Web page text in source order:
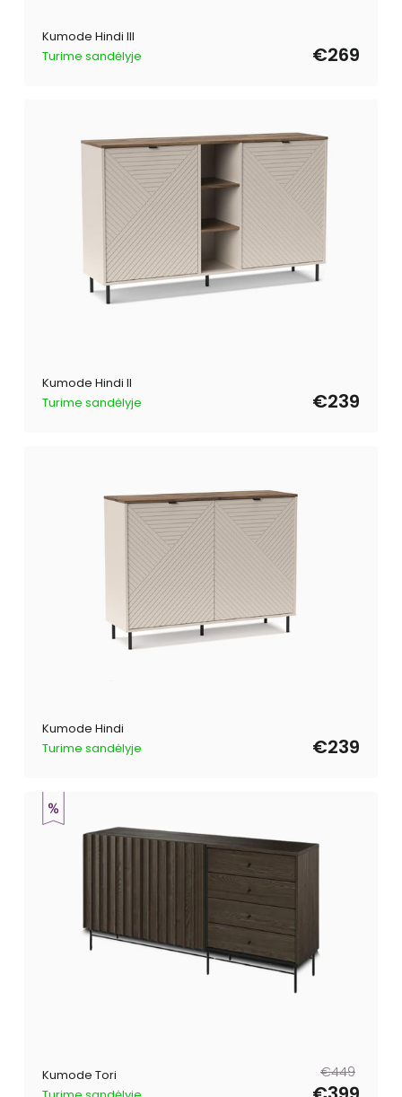
Kumode Hindi III
Turime sandėlyje
€269
Kumode Hindi II
Turime sandėlyje
€239
Kumode Hindi
Turime sandėlyje
€239
Kumode Tori
Parastā€449
Pārdošanas